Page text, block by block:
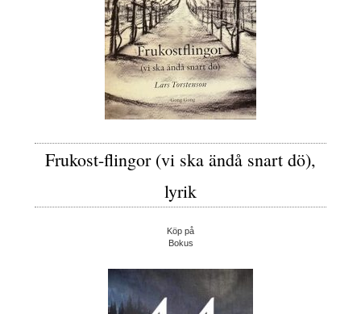
Frukost-flingor (vi ska ändå snart dö),
lyrik
Köp på
Bokus